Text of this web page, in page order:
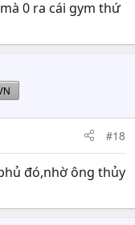
0 ra cái gym thứ
#18
đó,nhờ ông thủy